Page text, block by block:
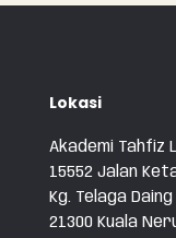
Lokasi
Akademi Tahfiz
15552 Jalan
Kg. Telaga
21300 Kuala